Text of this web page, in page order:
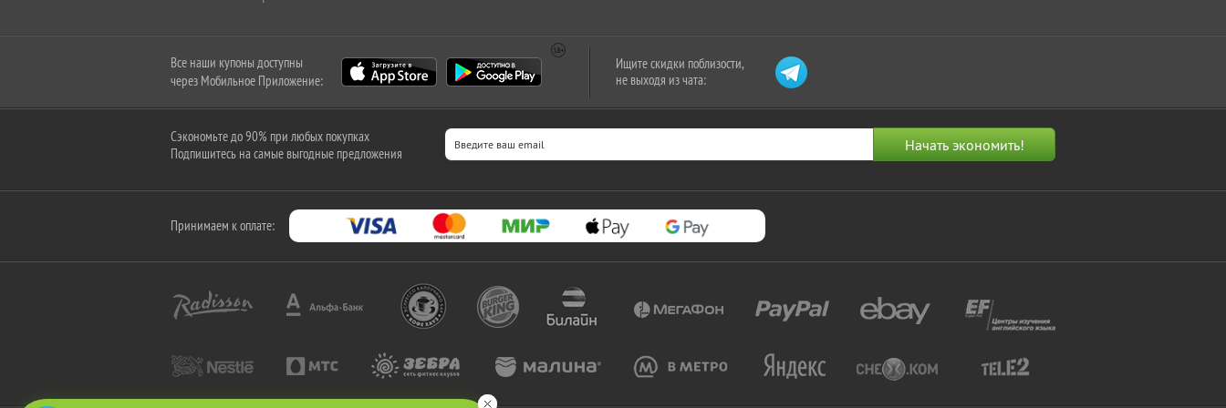
Все наши купоны доступны
через Мобильное Приложение:
Ищите скидки поблизости,
не выходя из чата:
Сэкономьте до 90% при любых покупках
Подпишитесь на самые выгодные предложения
Принимаем к оплате: